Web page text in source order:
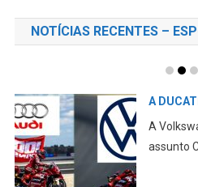
NOTÍCIAS RECENTES –
A
A
assunto